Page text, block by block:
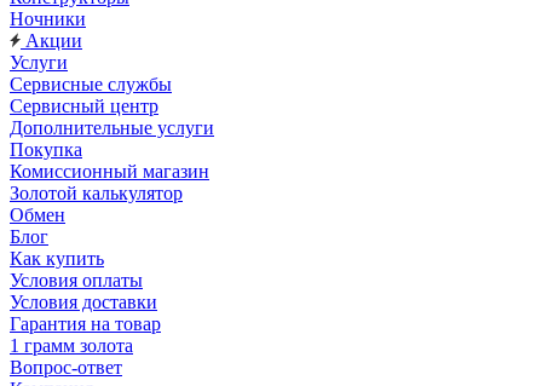
Ночники
Акции
Услуги
Сервисные службы
Сервисный центр
Дополнительные услуги
Покупка
Комиссионный магазин
Золотой калькулятор
Обмен
Блог
Как купить
Условия оплаты
Условия доставки
Гарантия на товар
1 грамм золота
Вопрос-ответ